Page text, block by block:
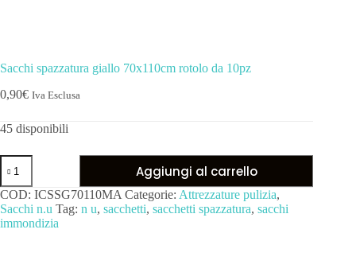
Sacchi spazzatura giallo 70x110cm rotolo da 10pz
0,90€ Iva Esclusa
45 disponibili
Aggiungi al carrello
COD: ICSSG70110MA Categorie: Attrezzature pulizia,
Sacchi n.u Tag: n u, sacchetti, sacchetti spazzatura, sacchi
immondizia